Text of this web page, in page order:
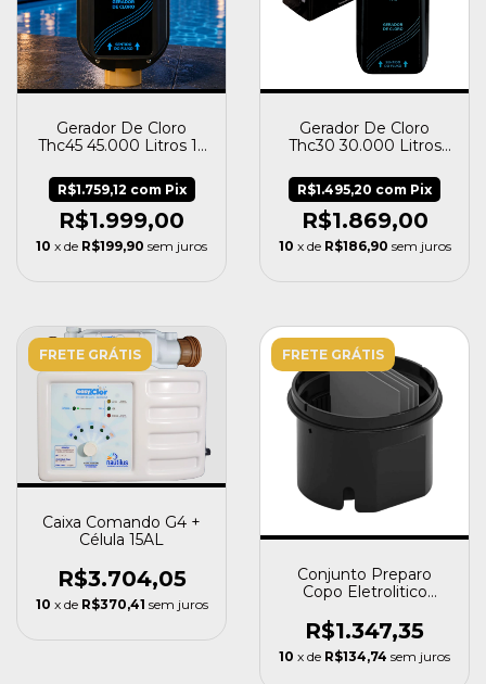
Gerador De Cloro
Thc45 45.000 Litros 15
R$1.999,00
R$1.759,12 com Pix
10 x de R$199,90 sem juros
Gerador De Cloro
Thc30 30.000 Litros
Tholz
R$1.869,00
R$1.495,20 com Pix
10 x de R$186,90 sem juros
FRETE GRÁTIS
Caixa Comando G4 +
Célula 15AL
R$3.704,05
10 x de R$370,41 sem juros
FRETE GRÁTIS
Conjunto Preparo
Copo Eletrolitico
Ngc02r5
R$1.347,35
10 x de R$134,74 sem juros